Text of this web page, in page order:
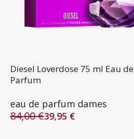
Diesel Loverdose 75 ml Eau de
Parfum
eau de parfum dames
84,00€
Oorspronkelijke
39,95 €
Huidige